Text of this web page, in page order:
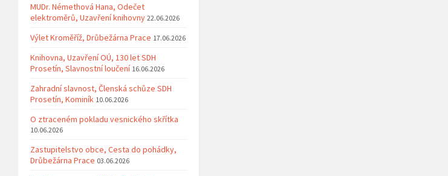
MUDr. Némethová Hana, Odečet
elektroměrů, Uzavření knihovny 22.06.2026
Výlet Kroměříž, Drůbežárna Prace 17.06.2026
Knihovna, Uzavření OÚ, 130 let SDH
Prosetín, Slavnostní loučení 16.06.2026
Zahradní slavnost, Členská schůze SDH
Prosetín, Kominík 10.06.2026
O ztraceném pokladu vesnického skřítka
10.06.2026
Zastupitelstvo obce, Cesta do pohádky,
Drůbežárna Prace 03.06.2026